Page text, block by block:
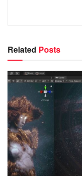
Related Posts